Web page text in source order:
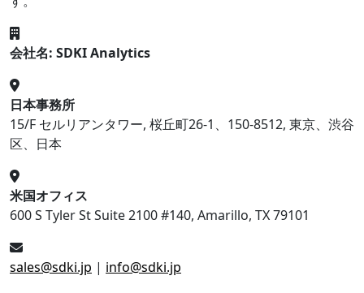
会社名: SDKI Analytics
日本事務所
15/F セルリアンタワー, 桜丘町26-1、150-8512, 東京、渋谷
区、日本
米国オフィス
600 S Tyler St Suite 2100 #140, Amarillo, TX 79101
sales@sdki.jp | info@sdki.jp